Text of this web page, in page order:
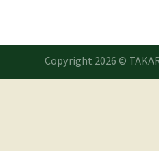
Copyright 2026 ©